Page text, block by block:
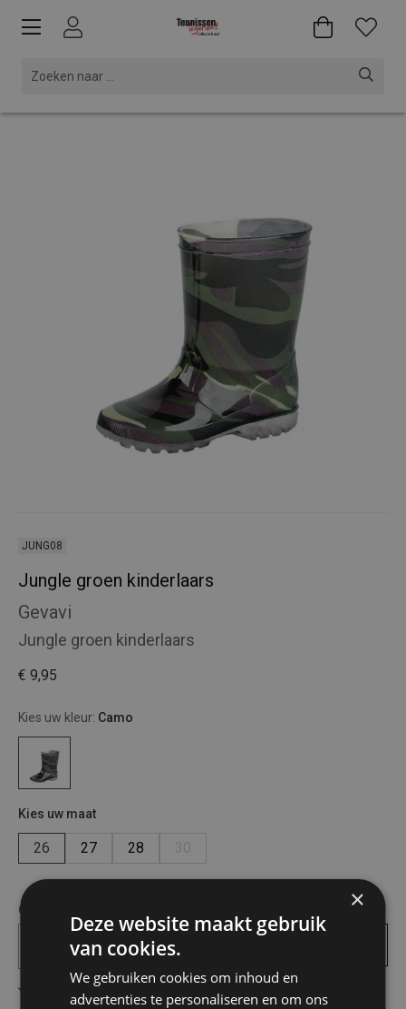
JUNG08
Jungle groen kinderlaars
Gevavi
Jungle groen kinderlaars
€ 9,95
Kies uw kleur: Camo
Kies uw maat
26 27 28
Op voorraad! bezorgd binnen 1 tot 2 werkdagen
In
Gratis verzending in België vanaf €75
×
Deze website maakt gebruik
van cookies.
We gebruiken cookies om inhoud en
advertenties te personaliseren en om ons